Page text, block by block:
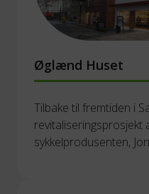
Øglænd Huset
Tilbake til fremtiden i
revitaliseringsprosjekt
sykkelprodusenten,